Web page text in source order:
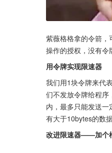
紫薇格格拿的令箭
操作的授权，没有令
用令牌实现限速器
我们用1块令牌来代
们不发放令牌给程序
内，最多只能发送
有大于10bytes的数
改进限速器——加个